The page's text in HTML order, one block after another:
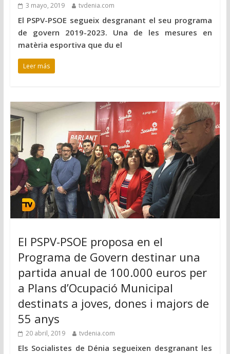
3 mayo, 2019 tvdenia.com
El PSPV-PSOE segueix desgranant el seu programa
de govern 2019-2023. Una de les mesures en
matèria esportiva que du el
Leer más
El PSPV-PSOE proposa en el
Programa de Govern destinar una
partida anual de 100.000 euros per
a Plans d’Ocupació Municipal
destinats a joves, dones i majors de
55 anys
20 abril, 2019 tvdenia.com
Els Socialistes de Dénia segueixen desgranant les